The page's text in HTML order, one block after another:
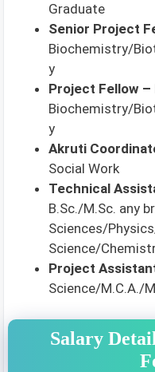
Graduate
Senior Project
Biochemistry/
y
Project Fellow –
Biochemistry/
y
Akruti
Social Work
Technical
B.Sc./M.Sc. any
Sciences/
Science/
Project
Science/M.C.A./
Salary